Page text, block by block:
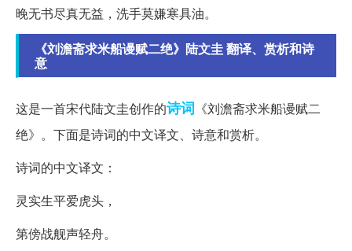
晚无书尽真无益，洗手莫嫌寒具油。
《刘澹斋求米船谩赋二绝》陆文圭 翻译、赏析和诗
意
这是一首宋代陆文圭创作的诗词 《刘澹斋求米船谩赋二
绝》。下面是诗词的中文译文、诗意和赏析。
诗词的中文译文：
灵实生平爱虎头，
第傍战舰声轻舟。